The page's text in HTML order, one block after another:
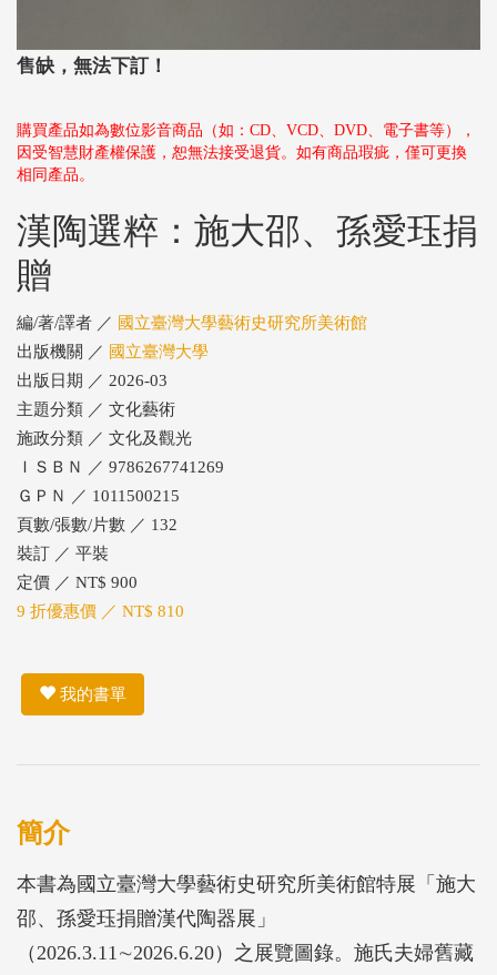
售缺，無法下訂！
購買產品如為數位影音商品（如：CD、VCD、DVD、電子書等），
因受智慧財產權保護，恕無法接受退貨。如有商品瑕疵，僅可更換
相同產品。
漢陶選粹：施大邵、孫愛珏捐
贈
編/著/譯者 ／ 國立臺灣大學藝術史研究所美術館
出版機關 ／ 國立臺灣大學
出版日期 ／ 2026-03
主題分類 ／ 文化藝術
施政分類 ／ 文化及觀光
ＩＳＢＮ ／ 9786267741269
ＧＰＮ ／ 1011500215
頁數/張數/片數 ／ 132
裝訂 ／ 平裝
定價 ／ NT$ 900
9 折優惠價 ／ NT$ 810
我的書單
簡介
本書為國立臺灣大學藝術史研究所美術館特展「施大
邵、孫愛珏捐贈漢代陶器展」
（2026.3.11∼2026.6.20）之展覽圖錄。施氏夫婦舊藏